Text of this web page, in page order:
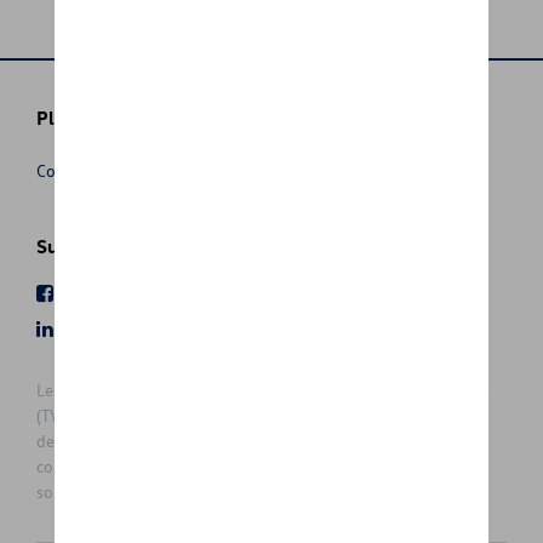
Plus d'informations
Conditions de vente
Suivez nous
Les prix affichés sur le présent site sont des prix recommandés
(TVAc), hors éventuels frais de montage. Pour connaitre le prix
de vente actuel et les éventuels frais de montage, veuillez
contacter votre concessionnaire/agent. Les prix recommandés
sont sujets à des changements sans préavis.